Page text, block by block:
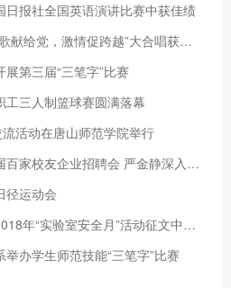
日报社全国英语演讲比赛中获佳绩
宿州学院管理学院在“颂歌献给党，激情促跨越”大合唱获得佳绩
第三届“三笔字”比赛
三人制篮球赛圆满落幕
活动在唐山师范学院举行
福建农林大学举办第五届百家校友企业招聘会 严金静深入现场调研
径运动会
阜阳师范学院商学院在2018年“实验室安全月”活动征文中喜获佳绩
办学生师范技能“三笔字”比赛